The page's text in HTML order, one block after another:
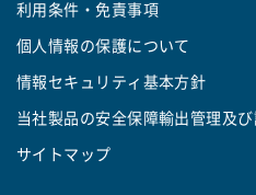
利用条件・免責事項
個人情報の保護について
情報セキュリティ基本方針
当社製品の安全保障輸出管理及
サイトマップ